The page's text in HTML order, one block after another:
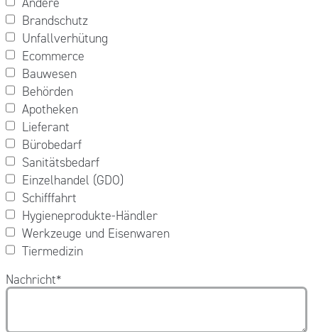
Brandschutz
Unfallverhütung
Ecommerce
Bauwesen
Behörden
Apotheken
Lieferant
Bürobedarf
Sanitätsbedarf
Einzelhandel (GDO)
Schifffahrt
Hygieneprodukte-Händler
Werkzeuge und Eisenwaren
Tiermedizin
Nachricht*